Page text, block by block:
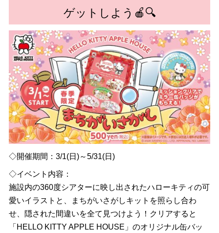
ゲットしよう🍎🔍
◇開催期間：3/1(日)～5/31(日)
◇イベント内容：
施設内の360度シアターに映し出されたハローキティの可
愛いイラストと、まちがいさがしキットを照らし合わ
せ、隠された間違いを全て見つけよう！クリアすると
「HELLO KITTY APPLE HOUSE」のオリジナル缶バッ